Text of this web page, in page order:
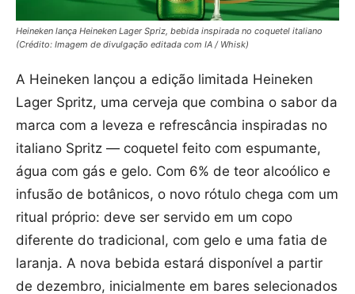
Heineken lança Heineken Lager Spriz, bebida inspirada no coquetel italiano
(Crédito: Imagem de divulgação editada com IA / Whisk)
A Heineken lançou a edição limitada Heineken
Lager Spritz, uma cerveja que combina o sabor da
marca com a leveza e refrescância inspiradas no
italiano Spritz — coquetel feito com espumante,
água com gás e gelo. Com 6% de teor alcoólico e
infusão de botânicos, o novo rótulo chega com um
ritual próprio: deve ser servido em um copo
diferente do tradicional, com gelo e uma fatia de
laranja. A nova bebida estará disponível a partir
de dezembro, inicialmente em bares selecionados